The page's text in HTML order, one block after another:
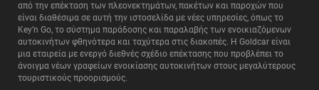
από την επέκταση των πλεονεκτημάτων, πακέτων και παροχών που
είναι διαθέσιμα σε αυτή την ιστοσελίδα με νέες υπηρεσίες, όπως το
Key’n Go, το σύστημα παράδοσης και παραλαβής των ενοικιαζόμενων
αυτοκινήτων φθηνότερα και ταχύτερα στις διακοπές. Η Goldcar είναι
μια εταιρεία με ενεργό διεθνές σχέδιο επέκτασης που προβλέπει το
άνοιγμα νέων γραφείων ενοικίασης αυτοκινήτων στους μεγαλύτερους
τουριστικούς προορισμούς.